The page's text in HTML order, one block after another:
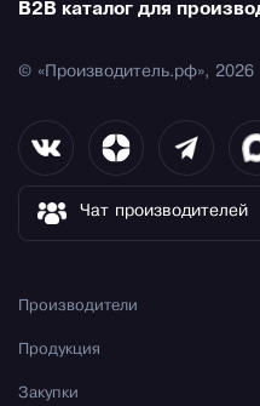
B2B каталог для
© «Производитель.рф», 2026
Чат производителей
Производители
Продукция
Закупки